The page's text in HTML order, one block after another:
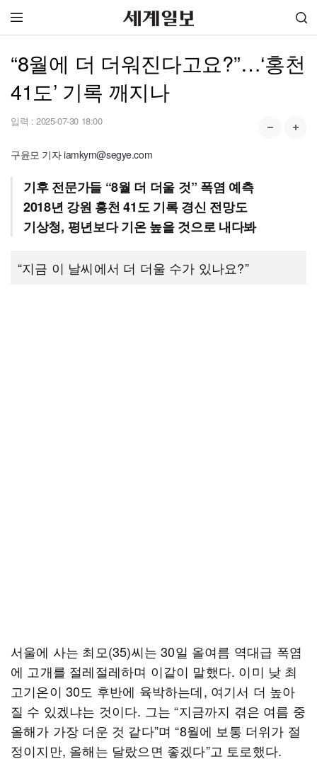
“8월에 더 더워진다고요?”…‘홍천
41도’ 기록 깨지나
입력 : 2025-07-30 18:00
구윤모 기자 iamkym@segye.com
기후 전문가들 “8월 더 더울 것” 폭염 예측
2018년 강원 홍천 41도 기록 경신 전망도
기상청, 평년보다 기온 높을 것으로 내다봐
“지금 이 날씨에서 더 더울 수가 있나요?”
서울에 사는 최모(35)씨는 30일 올여름 역대급 폭염
에 고개를 절레절레하며 이같이 말했다. 이미 낮 최
고기온이 30도 후반에 육박하는데, 여기서 더 높아
질 수 있겠냐는 것이다. 그는 “지금까지 겪은 여름 중
올해가 가장 더운 것 같다”며 “8월에 보통 더위가 절
정이지만, 올해는 달랐으면 좋겠다”고 토로했다.